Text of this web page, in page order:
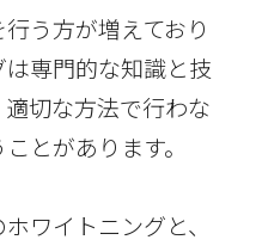
う方が増えており
専門的な知識と技
切な方法で行わな
とがあります。
ワイトニングと、